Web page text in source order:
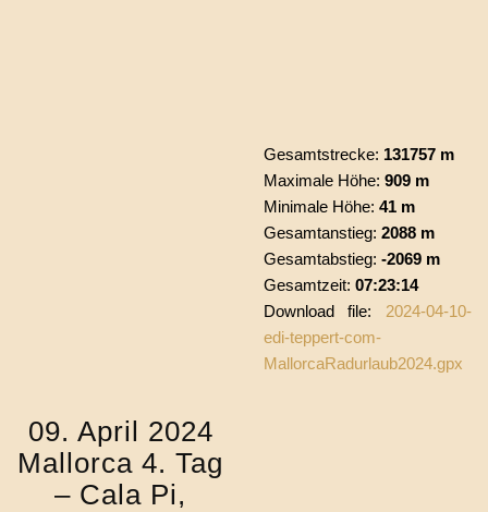
Gesamtstrecke: 131757 m
Maximale Höhe: 909 m
Minimale Höhe: 41 m
Gesamtanstieg: 2088 m
Gesamtabstieg: -2069 m
Gesamtzeit: 07:23:14
Download file: 2024-04-10-
edi-teppert-com-
MallorcaRadurlaub2024.gpx
09. April 2024
Mallorca 4. Tag
– Cala Pi,